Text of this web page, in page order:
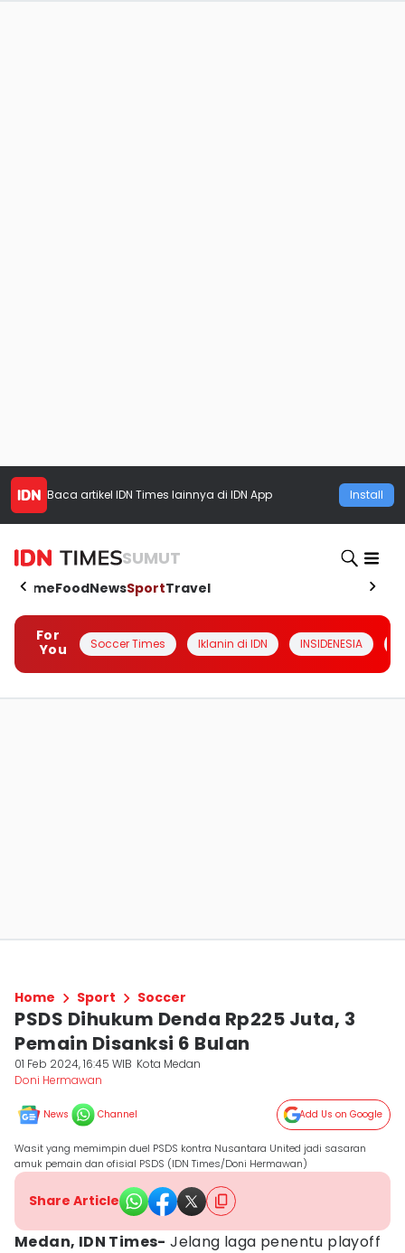
Baca artikel IDN Times lainnya di IDN App Install
SUMUT
HomeFoodNewsSportTravel
For
You
Soccer Times Iklanin di IDN INSIDENESIA
Home Sport Soccer
PSDS Dihukum Denda Rp225 Juta, 3
Pemain Disanksi 6 Bulan
01 Feb 2024, 16:45 WIB Kota Medan
Doni Hermawan
News Channel Add Us on Google
Wasit yang memimpin duel PSDS kontra Nusantara United jadi sasaran
amuk pemain dan ofisial PSDS (IDN Times/Doni Hermawan)
Share Article
Medan, IDN Times- Jelang laga penentu playoff